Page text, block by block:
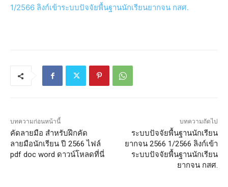
1/2566 ลิงก์เข้าระบบปัจจัยพื้นฐานนักเรียนยากจน กสศ.
บทความก่อนหน้านี้
คัดลายมือ สำหรับฝึกคัด
ลายมือนักเรียน ปี 2566 ไฟล์
pdf doc word ดาวน์โหลดที่นี่
บทความถัดไป
ระบบปัจจัยพื้นฐานนักเรียน
ยากจน 2566 1/2566 ลิงก์เข้า
ระบบปัจจัยพื้นฐานนักเรียน
ยากจน กสศ.